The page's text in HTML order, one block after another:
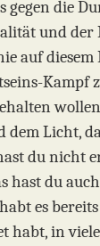
gegen die
und
auf
Kampf
dem Licht,
du nicht
hast du
es
habt, in